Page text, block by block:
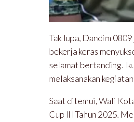
Tak lupa, Dandim
bekerja keras
selamat bertanding.
melaksanakan
Saat ditemui, Wali
Cup III Tahun 2025.